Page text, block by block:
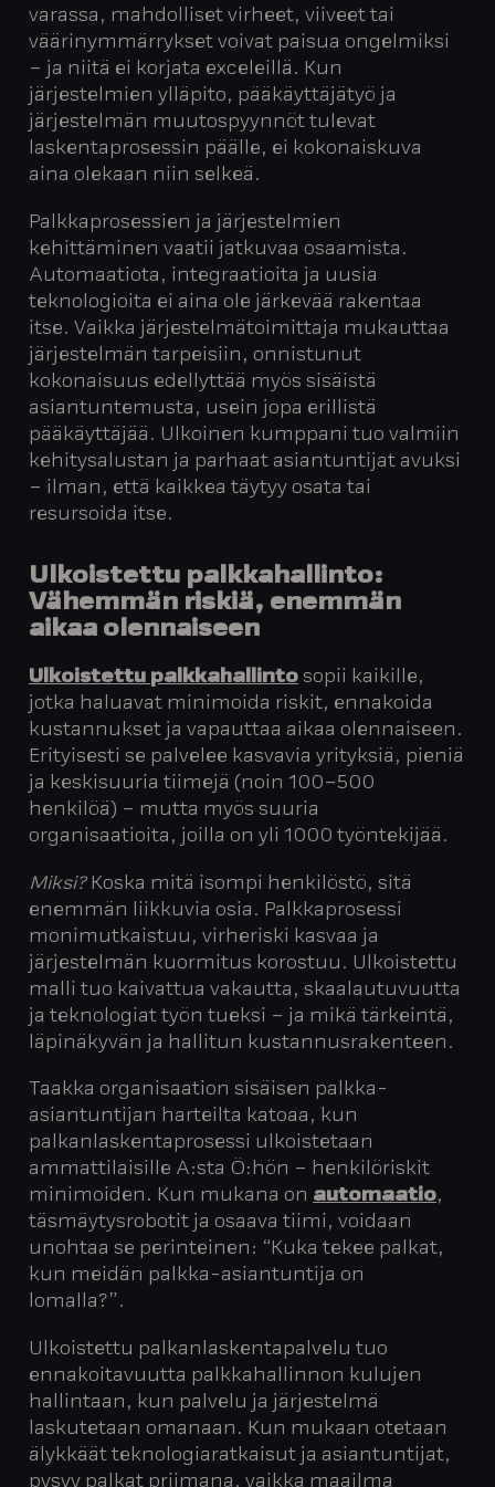
varassa, mahdolliset virheet, viiveet tai
väärinymmärrykset voivat paisua ongelmiksi
– ja niitä ei korjata exceleillä. Kun
järjestelmien ylläpito, pääkäyttäjätyö ja
järjestelmän muutospyynnöt tulevat
laskentaprosessin päälle, ei kokonaiskuva
aina olekaan niin selkeä.
Palkkaprosessien ja järjestelmien
kehittäminen vaatii jatkuvaa osaamista.
Automaatiota, integraatioita ja uusia
teknologioita ei aina ole järkevää rakentaa
itse. Vaikka järjestelmätoimittaja mukauttaa
järjestelmän tarpeisiin, onnistunut
kokonaisuus edellyttää myös sisäistä
asiantuntemusta, usein jopa erillistä
pääkäyttäjää. Ulkoinen kumppani tuo valmiin
kehitysalustan ja parhaat asiantuntijat avuksi
– ilman, että kaikkea täytyy osata tai
resursoida itse.
Ulkoistettu palkkahallinto:
Vähemmän riskiä, enemmän
aikaa olennaiseen
Ulkoistettu palkkahallinto sopii kaikille,
jotka haluavat minimoida riskit, ennakoida
kustannukset ja vapauttaa aikaa olennaiseen.
Erityisesti se palvelee kasvavia yrityksiä, pieniä
ja keskisuuria tiimejä (noin 100–500
henkilöä) – mutta myös suuria
organisaatioita, joilla on yli 1000 työntekijää.
Miksi?Koska mitä isompi henkilöstö, sitä
enemmän liikkuvia osia. Palkkaprosessi
monimutkaistuu, virheriski kasvaa ja
järjestelmän kuormitus korostuu. Ulkoistettu
malli tuo kaivattua vakautta, skaalautuvuutta
ja teknologiat työn tueksi – ja mikä tärkeintä,
läpinäkyvän ja hallitun kustannusrakenteen.
Taakka organisaation sisäisen palkka-
asiantuntijan harteilta katoaa, kun
palkanlaskentaprosessi ulkoistetaan
ammattilaisille A:sta Ö:hön – henkilöriskit
minimoiden. Kun mukana on automaatio,
täsmäytysrobotit ja osaava tiimi, voidaan
unohtaa se perinteinen: “Kuka tekee palkat,
kun meidän palkka-asiantuntija on
lomalla?”.
Ulkoistettu palkanlaskentapalvelu tuo
ennakoitavuutta palkkahallinnon kulujen
hallintaan, kun palvelu ja järjestelmä
laskutetaan omanaan. Kun mukaan otetaan
älykkäät teknologiaratkaisut ja asiantuntijat,
pysyy palkat priimana, vaikka maailma